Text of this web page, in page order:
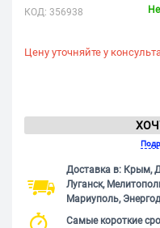
КОД: 356938
Цену уточняйте у
Доставка в: Крым,
Луганск,
Мариуполь,
Самые короткие